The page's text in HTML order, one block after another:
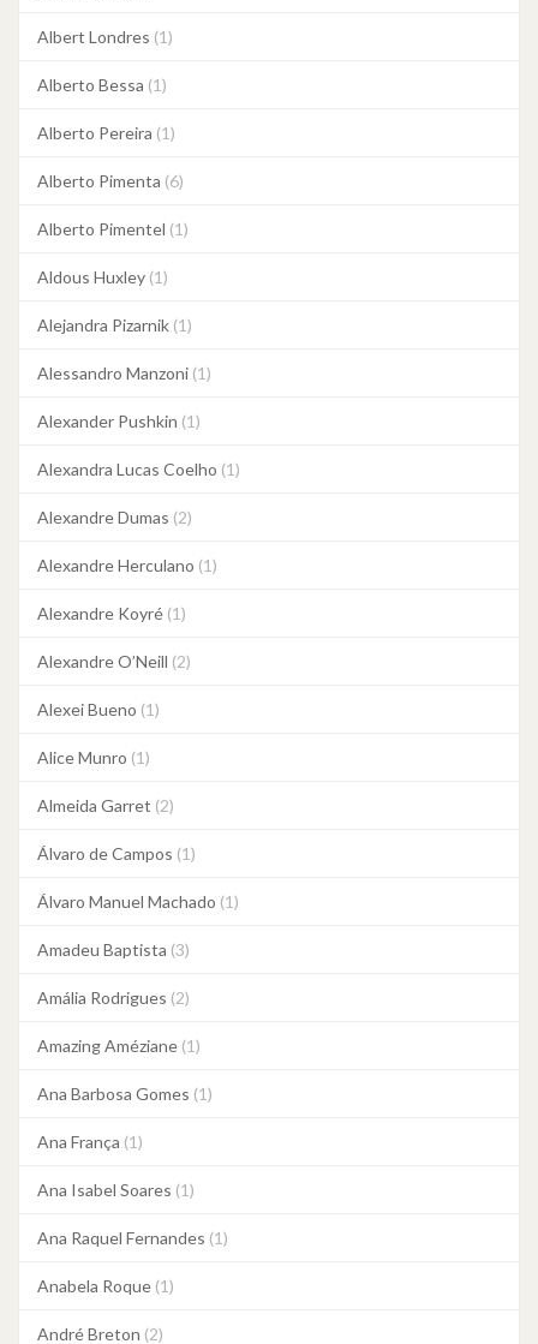
Albert Londres (1)
Alberto Bessa (1)
Alberto Pereira (1)
Alberto Pimenta (6)
Alberto Pimentel (1)
Aldous Huxley (1)
Alejandra Pizarnik (1)
Alessandro Manzoni (1)
Alexander Pushkin (1)
Alexandra Lucas Coelho (1)
Alexandre Dumas (2)
Alexandre Herculano (1)
Alexandre Koyré (1)
Alexandre O’Neill (2)
Alexei Bueno (1)
Alice Munro (1)
Almeida Garret (2)
Álvaro de Campos (1)
Álvaro Manuel Machado (1)
Amadeu Baptista (3)
Amália Rodrigues (2)
Amazing Améziane (1)
Ana Barbosa Gomes (1)
Ana França (1)
Ana Isabel Soares (1)
Ana Raquel Fernandes (1)
Anabela Roque (1)
André Breton (2)